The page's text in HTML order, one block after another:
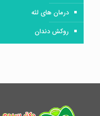
درمان های لثه
روکش دندان